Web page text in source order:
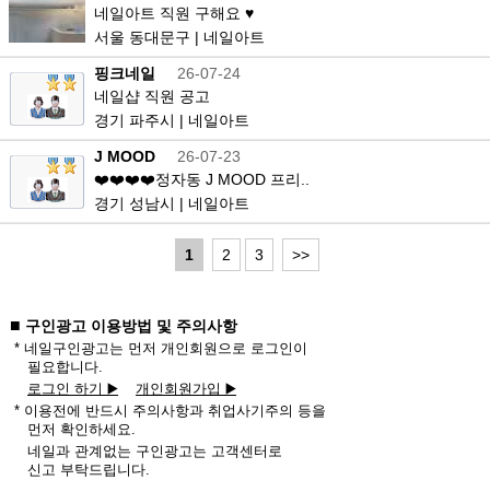
네일아트 직원 구해요 ♥
서울 동대문구 | 네일아트
핑크네일
26-07-24
네일샵 직원 공고
경기 파주시 | 네일아트
J MOOD
26-07-23
❤️❤️❤️❤️정자동 J MOOD 프리..
경기 성남시 | 네일아트
1 2 3 >>
■ 구인광고 이용방법 및 주의사항
* 네일구인광고는 먼저 개인회원으로 로그인이
필요합니다.
로그인 하기 ▶️
개인회원가입 ▶️
* 이용전에 반드시 주의사항과 취업사기주의 등을
먼저 확인하세요.
네일과 관계없는 구인광고는 고객센터로
신고 부탁드립니다.